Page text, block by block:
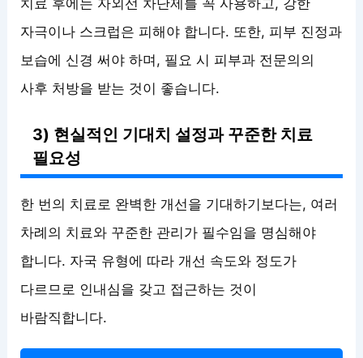
치료 후에는 자외선 차단제를 꼭 사용하고, 강한
자극이나 스크럽은 피해야 합니다. 또한, 피부 진정과
보습에 신경 써야 하며, 필요 시 피부과 전문의의
사후 처방을 받는 것이 좋습니다.
3) 현실적인 기대치 설정과 꾸준한 치료
필요성
한 번의 치료로 완벽한 개선을 기대하기보다는, 여러
차례의 치료와 꾸준한 관리가 필수임을 명심해야
합니다. 자국 유형에 따라 개선 속도와 정도가
다르므로 인내심을 갖고 접근하는 것이
바람직합니다.